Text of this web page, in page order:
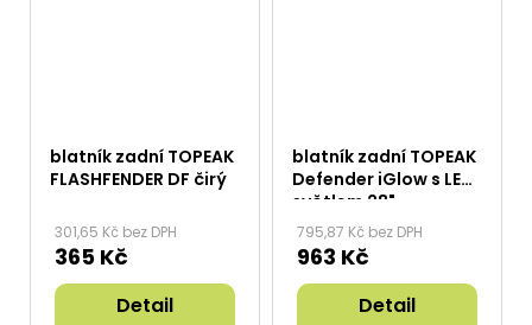
blatník zadní TOPEAK
FLASHFENDER DF čirý
301,65 Kč bez DPH
365 Kč
Detail
blatník zadní TOPEAK
Defender iGlow s LED
světlem 28"
795,87 Kč bez DPH
963 Kč
Detail